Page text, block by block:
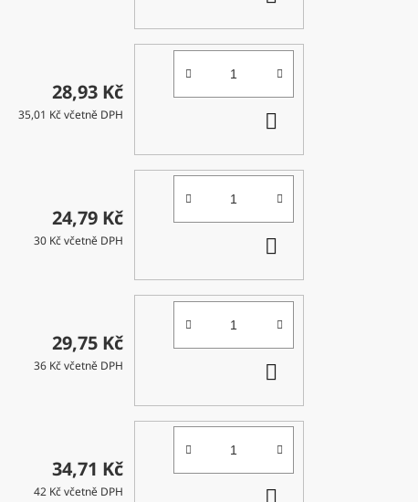
KOŠÍKU
28,93 Kč
35,01 Kč včetně DPH
24,79 Kč
30 Kč včetně DPH
KOŠÍKU
29,75 Kč
36 Kč včetně DPH
KOŠÍKU
34,71 Kč
42 Kč včetně DPH